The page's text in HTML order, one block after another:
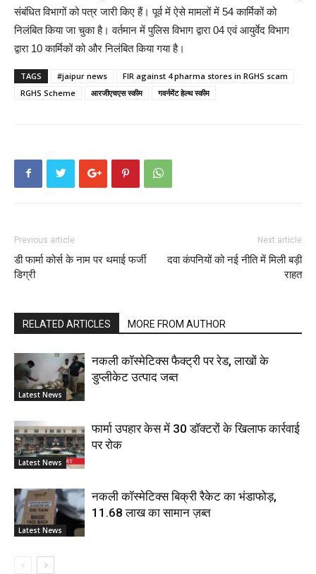
संबंधित विभागों को पत्र जारी किए हैं। पूर्व में ऐसे मामलों में 54 कार्मिकों को
निलंबित किया जा चुका है। वर्तमान में पुलिस विभाग द्वारा 04 एवं आयुर्वेद विभाग
द्वारा 10 कार्मिकों को और निलंबित किया गया है।
TAGS #jaipur news
FIR against 4 pharma stores in RGHS scam
RGHS Scheme
आरजीएचएस स्कीम गवर्नमेंट हेल्थ स्कीम
Previous article
डी फार्मा कोर्स के नाम पर थमाई फर्जी
डिग्री
Next article
दवा कंपनियों को नई नीति में मिली बड़ी
राहत
RELATED ARTICLES MORE FROM AUTHOR
Latest News
नकली कॉस्मेटिक्स फैक्ट्री पर रेड, लाखों के
डुप्लीकेट उत्पाद जब्त
Latest News
फार्मा उपहार केस में 30 डॉक्टरों के खिलाफ कार्रवाई
पर रोक
Latest News
नकली कॉस्मेटिक्स बिक्री रैकेट का भंडाफोड़,
11.68 लाख का सामान ज़ब्त